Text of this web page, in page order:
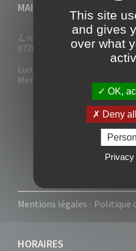
MAIRIE DU VAUCLIN
2, rue Collignon
97280 Le Vauclin
Lun - Mar : 7h30- 13h & 14h-17h
Mer-Jeu-Vend : 7h30 - 13h30
Mentions légales - Politique
HORAIRES
This site
and gives
over what
OK,
Deny